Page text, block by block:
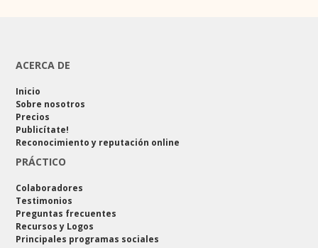
ACERCA DE
Inicio
Sobre nosotros
Precios
Publicítate!
Reconocimiento y reputación online
PRÁCTICO
Colaboradores
Testimonios
Preguntas frecuentes
Recursos y Logos
Principales programas sociales